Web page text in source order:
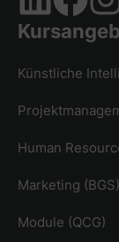
Künstliche
Human
Marketing (BGS)
Module (QCG)